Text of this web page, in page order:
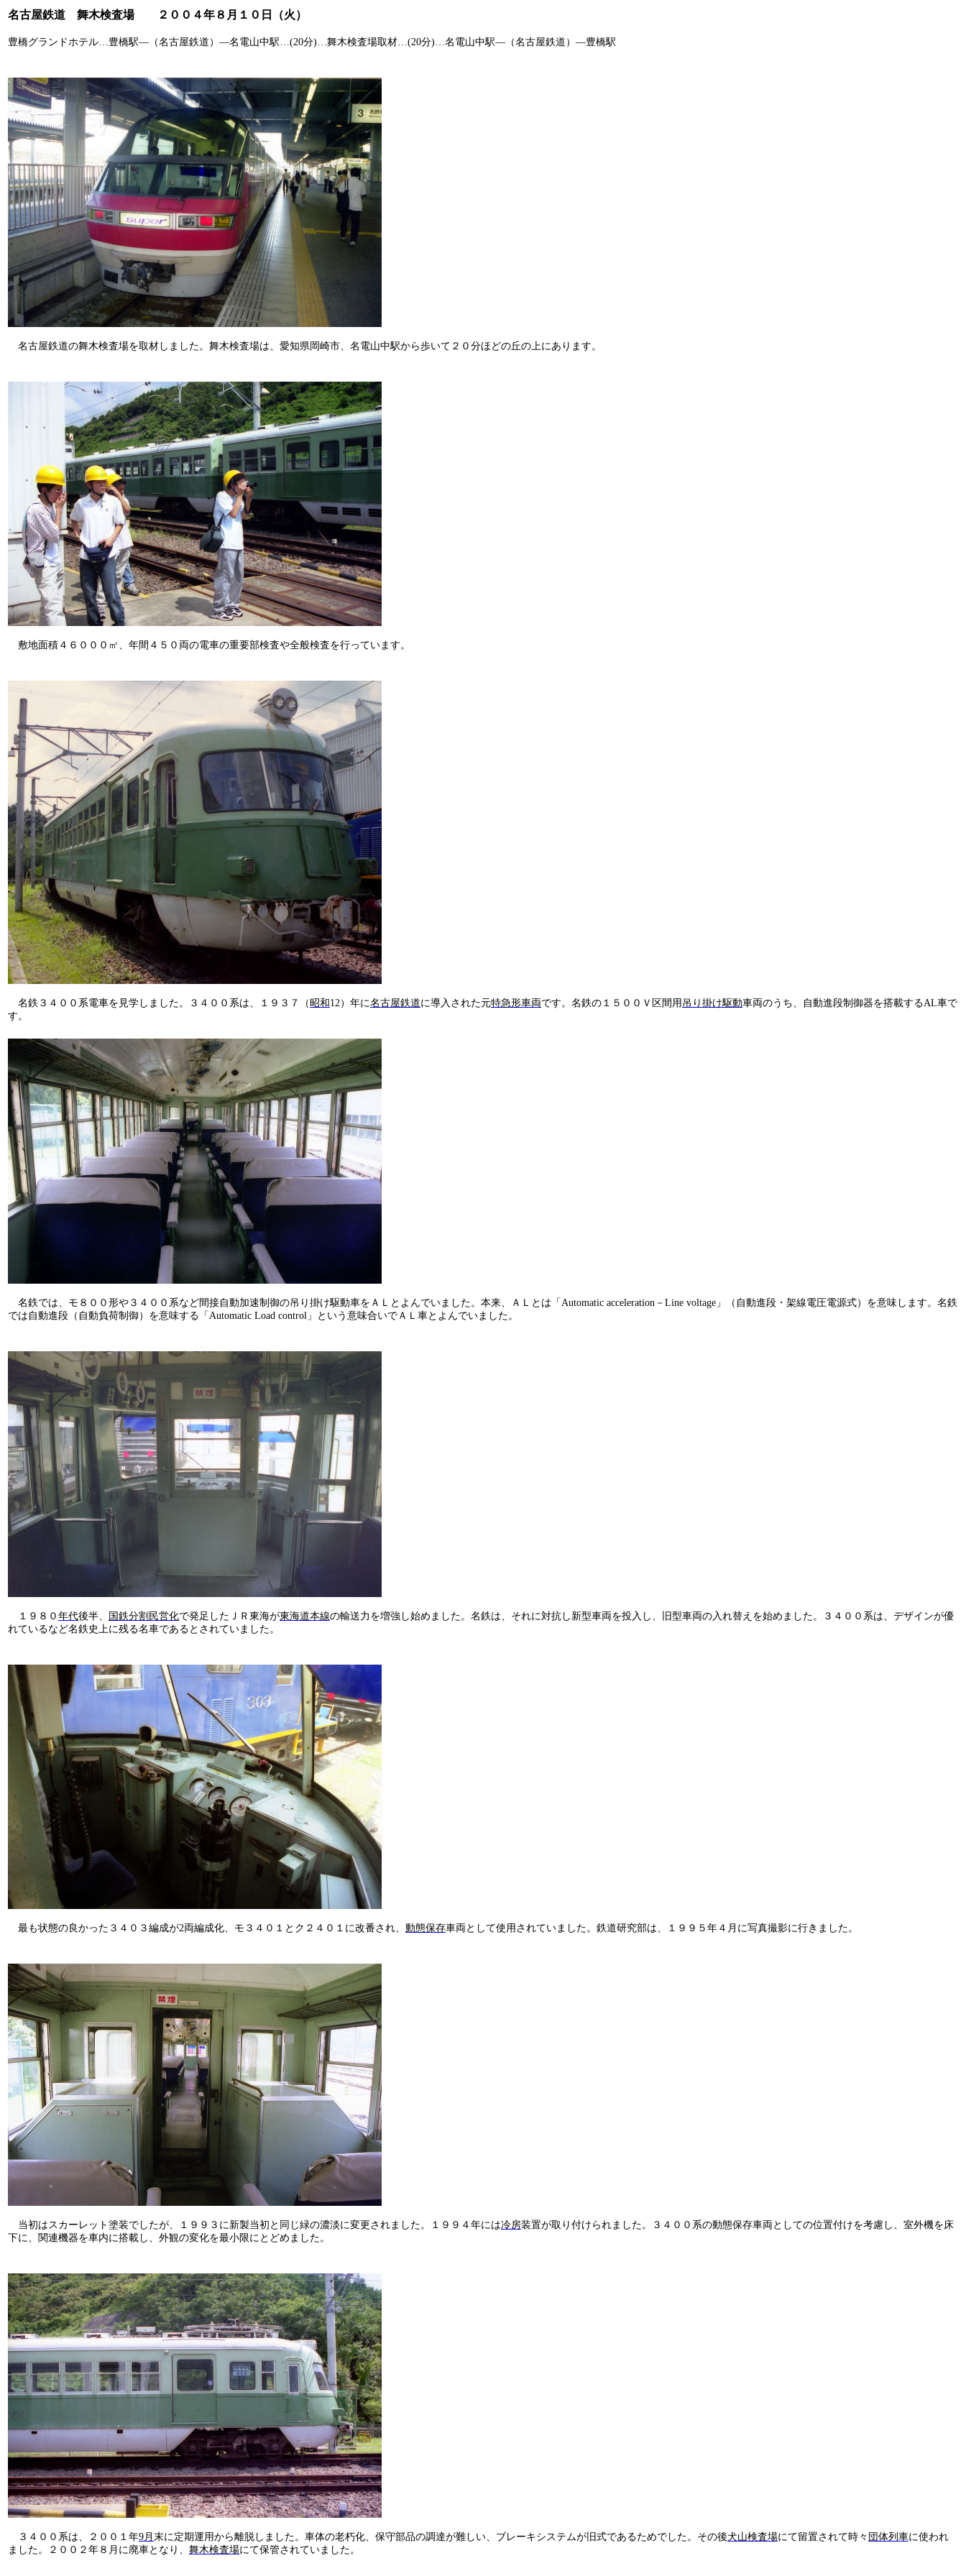
名古屋鉄道 舞木検査場 ２００４年８月１０日（火）
豊橋グランドホテル…豊橋駅―（名古屋鉄道）―名電山中駅…(20分)…舞木検査場取材…(20分)…名電山中駅―（名古屋鉄道）―豊橋駅
名古屋鉄道の舞木検査場を取材しました。舞木検査場は、愛知県岡崎市、名電山中駅から歩いて２０分ほどの丘の上にあります。
敷地面積４６０００㎡、年間４５０両の電車の重要部検査や全般検査を行っています。
名鉄３４００系電車を見学しました。３４００系は、１９３７（ 昭和 12）年に名古屋鉄道に導入された元特急形車両です。名鉄の１５００Ｖ区間用 吊り掛け駆動車両のうち、自動進段制御器を搭載するAL車で
す。
名鉄では、モ８００形や３４００系など間接自動加速制御の吊り掛け駆動車をＡＬとよんでいました。本来、ＡＬとは「 Automatic acceleration － Line voltage 」（自動進段・架線電圧電源式）を意味します。名鉄
では自動進段（自動負荷制御）を意味する「 Automatic Load control 」という意味合いでＡＬ車とよんでいました。
１９８０ 年代後半、 国鉄分割民営化で発足したＪＲ東海が東海道本線の輸送力を増強し始めました。名鉄は、それに対抗し新型車両を投入し、旧型車両の入れ替えを始めました。３４００系は、デザインが優
れているなど名鉄史上に残る名車であるとされていました。
最も状態の良かった３４０３編成が2両編成化、モ３４０１とク２４０１に改番され、 動態保存車両として使用されていました。鉄道研究部は、１９９５年４月に写真撮影に行きました。
当初はスカーレット塗装でしたが、１９９３に新製当初と同じ緑の濃淡に変更されました。１９９４年には冷房装置が取り付けられました。３４００系の動態保存車両としての位置付けを考慮し、室外機を床
下に、関連機器を車内に搭載し、外観の変化を最小限にとどめました。
３４００系は、２００１年9月 末に定期運用から離脱しました。車体の老朽化、保守部品の調達が難しい、ブレーキシステムが旧式であるためでした。その後犬山検査場にて留置されて時々 団体列車に使われ
ました。２００２年８月に廃車となり、 舞木検査場にて保管されていました。